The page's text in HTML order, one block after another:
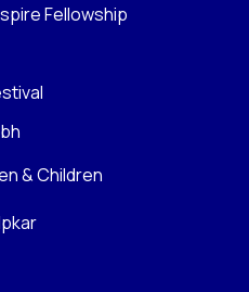
Fellowship
& Children